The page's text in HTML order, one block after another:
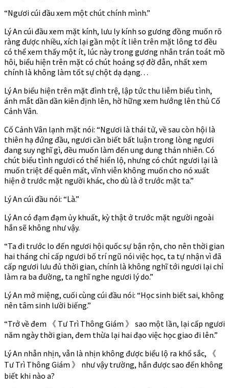
“Ngươi cúi đầu xem một chút chính mình.”
Lý An cúi đầu xem mặt kính, lưu ly kính so gương đồng muốn rõ
ràng được nhiều, xích lại gần một ít liên trên mặt lông tơ đều
có thể xem thấy một ít, lúc này trong gương nhân trán toát mồ
hôi, biểu hiện trên mặt có chút hoảng sợ đờ đẫn, nhất xem
chính là không làm tốt sự chột dạ dạng. . .
Lý An biểu hiện trên mặt đình trệ, lập tức thu liễm biểu tình,
ánh mắt dần dần kiên định lên, hờ hững xem hướng lên thủ Cố
Cảnh Vân.
Cố Cảnh Vân lạnh mặt nói: “Ngươi là thái tử, về sau còn hội là
thiên hạ đứng đầu, ngươi cần biết bất luận trong lòng ngươi
đang suy nghĩ gì, đều muốn làm đến ung dung thản nhiên. Có
chút biểu tình ngươi có thể hiển lộ, nhưng có chút ngươi lại là
muốn triệt để quên mất, vĩnh viễn không muốn cho nó xuất
hiện ở trước mặt người khác, cho dù là ở trước mặt ta.”
Lý An cúi đầu nói: “Là.”
Lý An có đạm đạm ủy khuất, kỳ thật ở trước mặt người ngoài
hắn sẽ không như vậy.
“Ta đi trước lo đến ngươi hội quốc sự bận rộn, cho nên thời gian
hai tháng chỉ cấp ngươi bố trí ngũ nói việc học, ta tự nhận vì đã
cấp ngươi lưu đủ thời gian, chính là không nghĩ tới ngươi lại chỉ
làm ra ba đường, ta nghĩ nghe ngươi lý do.”
Lý An mở miệng, cuối cùng cúi đầu nói: “Học sinh biết sai, không
nên tâm sinh lười biếng.”
“Trở về đem 《 Tư Trì Thông Giám 》 sao một lần, lại cấp ngươi
năm ngày thời gian, đem thừa lại hai đạo việc học giao đi lên.”
Lý An nhẫn nhịn, vẫn là nhịn không được biểu lộ ra khổ sắc, 《
Tư Trì Thông Giám 》 như vậy trường, hắn được sao đến không
biết khi nào a?